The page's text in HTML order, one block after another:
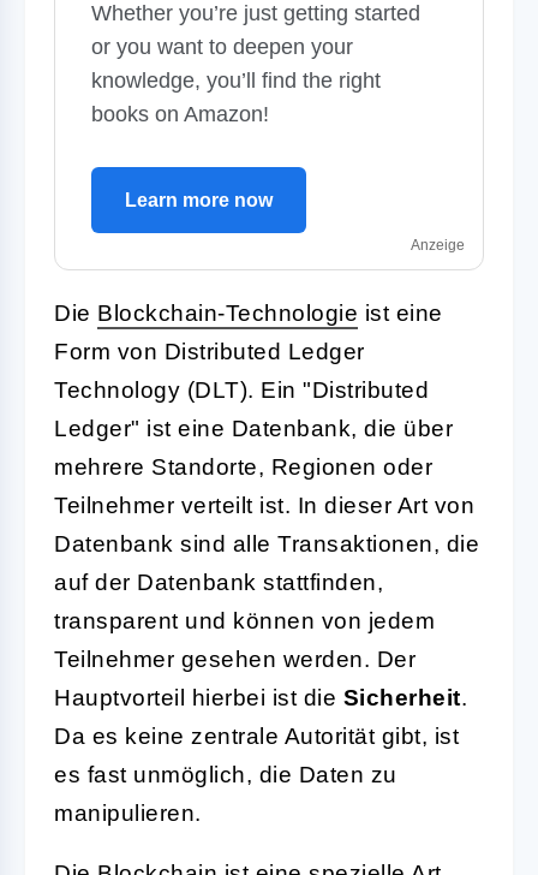
Whether you’re just getting started
or you want to deepen your
knowledge, you’ll find the right
books on Amazon!
Learn more now
Anzeige
Die Blockchain-Technologie ist eine
Form von Distributed Ledger
Technology (DLT). Ein "Distributed
Ledger" ist eine Datenbank, die über
mehrere Standorte, Regionen oder
Teilnehmer verteilt ist. In dieser Art von
Datenbank sind alle Transaktionen, die
auf der Datenbank stattfinden,
transparent und können von jedem
Teilnehmer gesehen werden. Der
Hauptvorteil hierbei ist die Sicherheit.
Da es keine zentrale Autorität gibt, ist
es fast unmöglich, die Daten zu
manipulieren.